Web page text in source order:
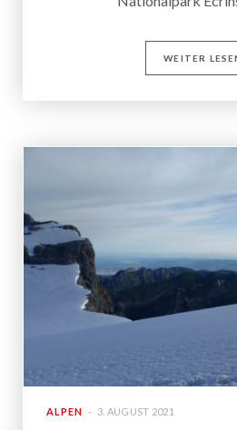
WEITER
ALPEN 3. AUGUST 2021